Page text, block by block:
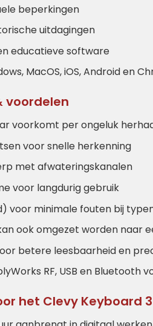
beperkingen
uitdagingen
educatieve software
MacOS, iOS, Android en
voordelen
voorkomt per ongeluk
voor snelle herkenning
met afwateringskanalen
voor langdurig gebruik
voor minimale fouten bij
ook omgezet worden naar
betere leesbaarheid en
RF, USB en Bluetooth
het Clevy Keyboard 3